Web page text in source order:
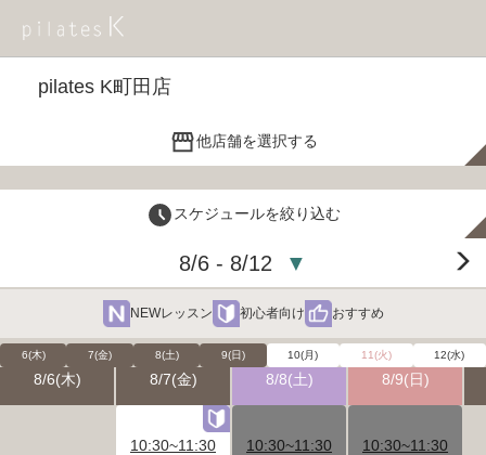
pilates K町田店
他店舗を選択する
スケジュールを絞り込む
8/6 - 8/12 ▼
NEWレッスン 初心者向け おすすめ
6(木) 7(金) 8(土) 9(日) 10(月) 11(火) 12(水)
8/6(木) 8/7(金) 8/8(土) 8/9(日)
10:30~11:30 10:30~11:30 10:30~11:30